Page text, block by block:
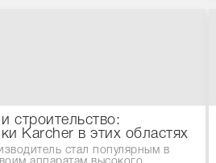
строительство:
Karcher в этих областях
стал популярным в